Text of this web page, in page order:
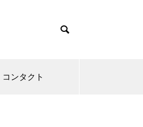
コンタクト